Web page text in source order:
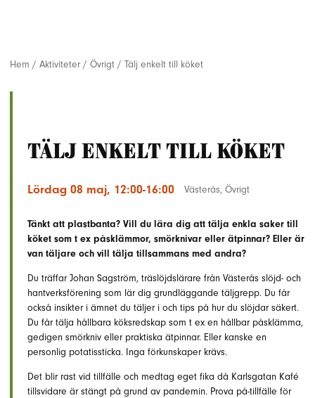
Hem / Aktiviteter / Övrigt / Tälj enkelt till köket
Tälj enkelt till köket
Lördag 08 maj, 12:00-16:00 Västerås, Övrigt
Tänkt att plastbanta? Vill du lära dig att tälja enkla saker till
köket som t ex påsklämmor, smörknivar eller ätpinnar? Eller är
van täljare och vill tälja tillsammans med andra?
Du träffar Johan Sagström, träslöjdslärare från Västerås slöjd- och
hantverksförening som lär dig grundläggande täljgrepp. Du får
också insikter i ämnet du täljer i och tips på hur du slöjdar säkert.
Du får tälja hållbara köksredskap som t ex en hållbar påsklämma,
gedigen smörkniv eller praktiska ätpinnar. Eller kanske en
personlig potatissticka. Inga förkunskaper krävs.
Det blir rast vid tillfälle och medtag eget fika då Karlsgatan Kafé
tillsvidare är stängt på grund av pandemin. Prova på-tillfälle för